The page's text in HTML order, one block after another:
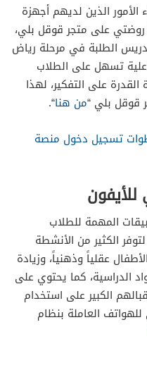
الأمور الذين لديهم أجهزة
روضتي على متجر قوقل بلي،
الطلبة في مرحلة رياض
تسهل على الطلاب
القدرة على التفكير، لهذا
قوقل بلي “من هنا“.
تسجيل دخول منصة
المهمة للطلاب
الكثير من الأنشطة
عقلياً وذهنياً، وزيادة
الدراسية، كما يحتوي على
الكبير على استخدام
العاملة بنظام